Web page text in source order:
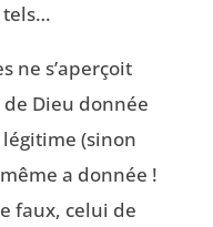
tels…
ne s’aperçoit
Dieu donnée
légitime (sinon
a donnée !
faux, celui de